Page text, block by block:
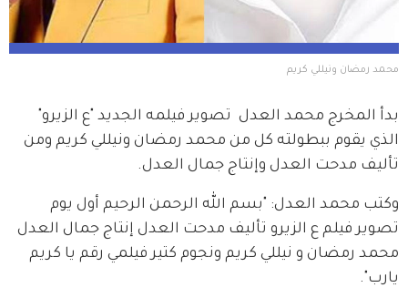
محمد رمضان ونيللي كريم
بدأ المخرج محمد العدل  تصوير فيلمه الجديد "ع الزيرو"
الذي يقوم ببطولته كل من محمد رمضان ونيللي كريم ومن
تأليف مدحت العدل وإنتاج جمال العدل.
وكتب محمد العدل: "بسم الله الرحمن الرحيم أول يوم
تصوير فيلم ع الزيرو تأليف مدحت العدل إنتاج جمال العدل
محمد رمضان و نيللي كريم ونجوم كتير فيلمي رقم يا كريم
يارب".